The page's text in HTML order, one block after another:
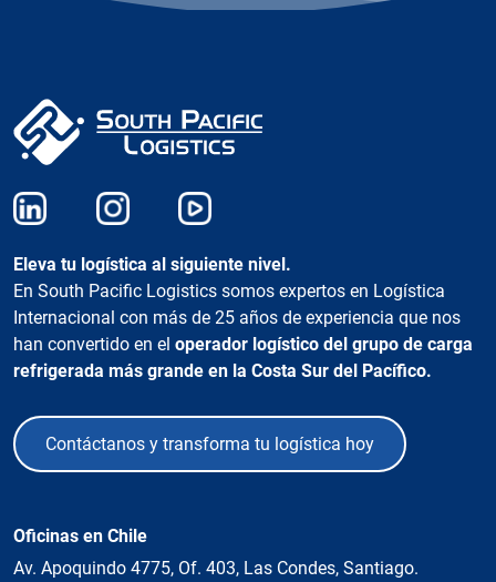
Eleva tu logística al siguiente nivel.
En South Pacific Logistics somos expertos en Logística
Internacional con más de 25 años de experiencia que nos
han convertido en el operador logístico del grupo de carga
refrigerada más grande en la Costa Sur del Pacífico.
Contáctanos y transforma tu logística hoy
Oficinas en Chile
Av. Apoquindo 4775, Of. 403, Las Condes, Santiago.